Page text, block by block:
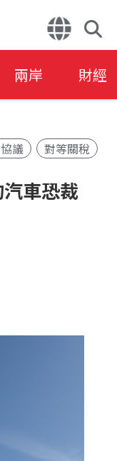
兩岸 財經
議 對等關稅
車恐裁